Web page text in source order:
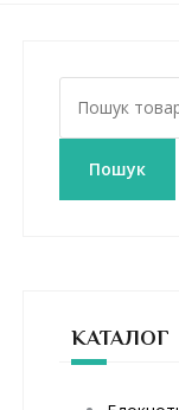
к
Пошук
КАТАЛОГ